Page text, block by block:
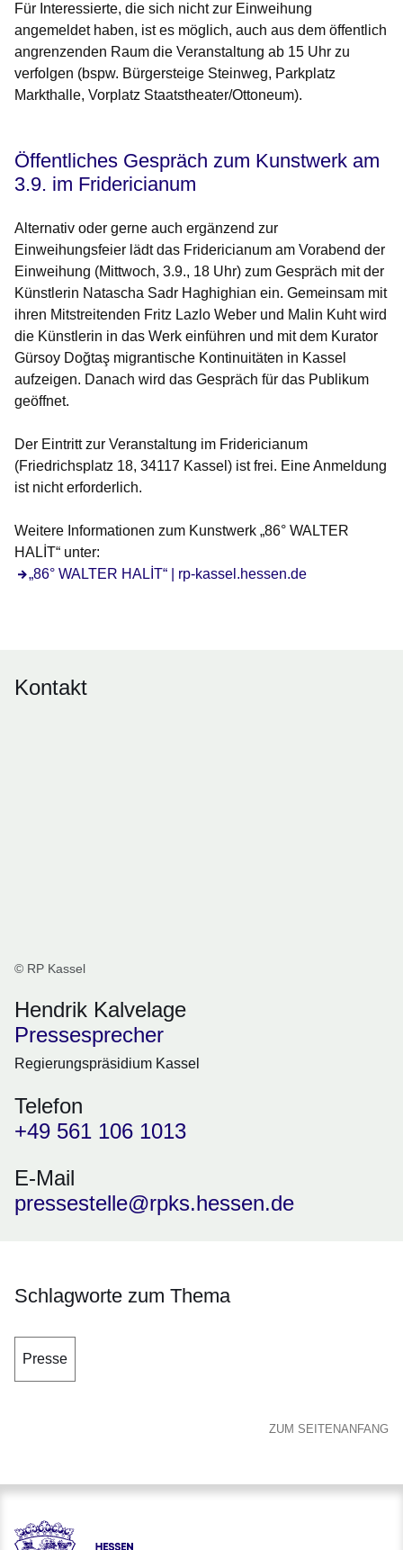
Für Interessierte, die sich nicht zur Einweihung
angemeldet haben, ist es möglich, auch aus dem öffentlich
angrenzenden Raum die Veranstaltung ab 15 Uhr zu
verfolgen (bspw. Bürgersteige Steinweg, Parkplatz
Markthalle, Vorplatz Staatstheater/Ottoneum).
Öffentliches Gespräch zum Kunstwerk am
3.9. im Fridericianum
Alternativ oder gerne auch ergänzend zur
Einweihungsfeier lädt das Fridericianum am Vorabend der
Einweihung (Mittwoch, 3.9., 18 Uhr) zum Gespräch mit der
Künstlerin Natascha Sadr Haghighian ein. Gemeinsam mit
ihren Mitstreitenden Fritz Lazlo Weber und Malin Kuht wird
die Künstlerin in das Werk einführen und mit dem Kurator
Gürsoy Doğtaş migrantische Kontinuitäten in Kassel
aufzeigen. Danach wird das Gespräch für das Publikum
geöffnet.
Der Eintritt zur Veranstaltung im Fridericianum
(Friedrichsplatz 18, 34117 Kassel) ist frei. Eine Anmeldung
ist nicht erforderlich.
Weitere Informationen zum Kunstwerk „86° WALTER
HALİT“ unter:
„86° WALTER HALİT“ | rp-kassel.hessen.de
Kontakt
© RP Kassel
Hendrik Kalvelage
Pressesprecher
Regierungspräsidium Kassel
Telefon
+49 561 106 1013
E-Mail
pressestelle@rpks.hessen.de
Schlagworte zum Thema
Presse
ZUM SEITENANFANG